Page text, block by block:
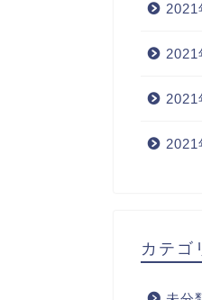
2021
2021
2021
2021
カテゴ